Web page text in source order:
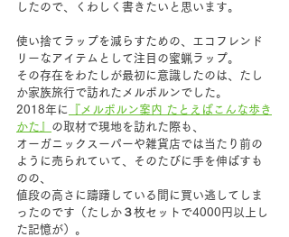
したので、くわしく書きたいと思います。
使い捨てラップを減らすための、エコフレンド
リーなアイテムとして注目の蜜蝋ラップ。
その存在をわたしが最初に意識したのは、たし
か家族旅行で訪れたメルボルンでした。
2018年に
『メルボルン案内 たとえばこんな歩き
かた』 の取材で現地を訪れた際も、
オーガニックスーパーや雑貨店では当たり前の
ように売られていて、そのたびに手を伸ばすも
のの、
値段の高さに躊躇している間に買い逃してしま
ったのです（たしか３枚セットで4000円以上し
た記憶が）。